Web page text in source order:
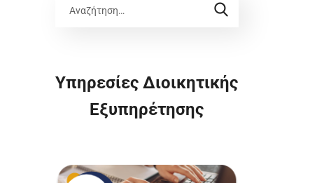
Υπηρεσίες Διοικητικής
Εξυπηρέτησης